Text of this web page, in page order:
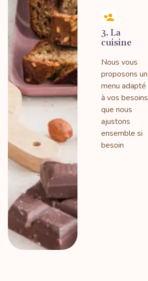
3. La
cuisine
Nous vous
proposons un
menu adapté
à vos besoins
que nous
ajustons
ensemble si
besoin